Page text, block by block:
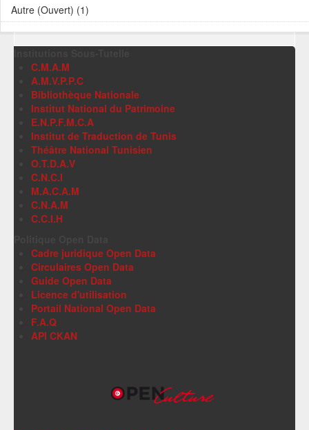
Autre (Ouvert) (1)
C.M.A.M
A.M.V.P.P.C
Bibliothèque Nationale
Institut National du Patrimoine
E.N.P.F.M.C.A
Institut de Traduction de Tunis
Théâtre National Tunisien
O.T.D.A.V
C.N.C.I
M.A.C.A.M
C.N.A.M
C.C.I.H
Cadre juridique Open Data
Circulaires Open Data
Guide Open Data
Licence d'utilisation
Portail National Open Data
F.A.Q
API CKAN